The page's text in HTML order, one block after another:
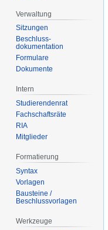
Verwaltung
Sitzungen
Beschluss-
dokumentation
Formulare
Dokumente
Intern
Studierendenrat
Fachschaftsräte
RIA
Mitglieder
Formatierung
Syntax
Vorlagen
Bausteine /
Beschlussvorlagen
Werkzeuge